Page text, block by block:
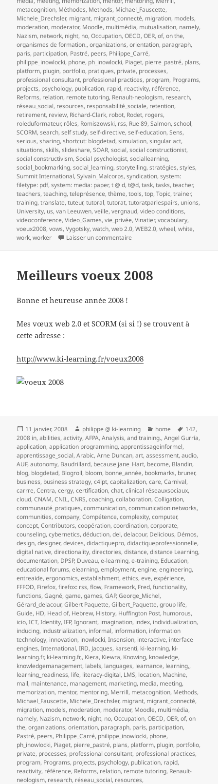
metacognition, Méthodes, Methods, Michael_Fauscette,
Michele_Drechsler, migrant, migrant_connecté, migration, models,
moderation, moderator, Moodle, multimédia, mutualisation, namely,
Nazism, network, night, no,Occupation,OECD,OER,of,on the,
organismes de formation.,organizations,orientation, paragraph,
paris, participation, Pastré, peers, Philippe_Carré,
philippe_inowlocki, phone, ph_inowlocki, Piaget, pierre_pastré, plans,
platform, plugin, portfolio, pratiques, private, processes,
professional consultant, professional practices, program, Programs,
projects, psychology, publication, rapid, reactivity, référence,
Reforms, relation, remote tutoring, Renault-neologism, research,
réseau_social, resources, responsabilité_sociale, retention,
retirement, review, Richard-Clark, robot, Rodet, rogers,
roleduformateur, rôles, Romiszowski, rss, Rue 89,Salmon,school,
SCORM,search,self study,self-directive,self-education,Sens,
serious,sharing,shortcut: blogdetad,simulation,singular act,
situations,skills,slideshare,SOAR,social,social constructionist,
social constructivism,Social psychologist,sociallearning,
social_bookmarking,social_learning,storytelling,stratégies,styles,
Summit International,Sylvain_Malcorps,syndication,system:
filetype: pdf,system: media: paper,t @ d,t@d,task,tasks,teacher,
teachers,teaching,teleprésence,thème,tools,top,Topic,trainer,
training,translate,tuteur,tutoral,tutorat,tutoratparlespairs, unions,
University, us,van Leeuwen,veille,vergnaud,video conditions,
videoconference,Video_Games,vie_privée,Vinatier,vocabulary,
voeux2008,vows,Vygotsky,watch,web 2.0,WEB2.0,wheel,white,
work,worker Laisser un commentaire
Meilleurs voeux 2008
Bonne et heureuse année 2008 !
Mes vœux web 2.0 et SCORM (si si !) se trouvent à
cette adresse :
http://www.ki-learning.fr/voeux2008
Publié
le
11 janvier, 2008 Auteur
philippe @ ki-learning Catégories
home
Mots-
clés
142,
2008 in,abilities,activity,AFPA,Analysis,and training.,Angel Gurría,
application,application programming,apprentissageinformel,
apprentissage_social,Arabic,Arne Duncan,art,assessment,audio,
AUF,autonomy, Baudrillard, because jane_Hart, become, Blandin,
blog, blogdetad, Blogroll, bloom, bonne_année, bookmarks, bruner,
business, business strategy,c4lpt,capitalization,care,Carnival,
carrre,Centra,cergy,certification,chat,clinical réseauxsociaux,
cloud,CNAM,CNIL,CNRS,coaching,collaboration,Colligation,
communauté_pratiques,communication,communication networks,
communities,company,Compétence,complexity,computer,
concept,Contributors,coopération,coordination,corporate,
counseling,cybernetics,déduction,del,delacour, Delicious, Démos,
design,designer,devices,didactiquepro,didactiqueprofessionnelle,
digital native,directionality,directories,distance,distance Learning,
documentation, DPSP, Duveau,e-learning,e-training, Education,
educational forums,elearning,employment,engine,engineering,
entreaide,ergonomics,establishment,ethics,eve,expérience,
FFFOD, Firefox,firefox: rss,flow, Framework, Fred,functionality,
functions,Gagné,game,games,GAP,George_Michel,
Gérard_delacour,Gilbert Paquette,Gilbert_Paquette,group life,
Guide, HD, Head of, Hebrew, History, Huffington Post, humorous,
icio,ICT,Identity,IFP,Ignorant, imagination, index, individualization,
inducing, industrialization, informal, information, information
technology, innovation, inowlocki,Insension, interactive, interface
engines,International,IRD, Jacques, karsenti, ki-learning, ki-
learning.fr, ki-learning.fr,, Kiera, Kiewra, Knowing, knowledge,
knowledgemanagement, labels, languages, learnance, learning,,
learning_readiness, life, literacy-digital, LMS, location, Machine,
mail, maintenance, management, marketing, media, meeting,
memorization, mentor, mentoring, Merrill, metacognition, Methods,
Michael_Fauscette, Michele_Drechsler, migrant, migrant_connecté,
migration, models, moderation, moderator, Moodle, multimédia,
namely, Nazism, network, night, no,Occupation,OECD,OER,of,on
the,organizations,orientation, paragraph, paris, participation,
Pastré, peers, Philippe_Carré, philippe_inowlocki, phone,
ph_inowlocki, Piaget, pierre_pastré, plans, platform, plugin, portfolio,
private, processes, professional consultant, professional practices,
program, Programs, projects, psychology, publication, rapid,
reactivity, référence, Reforms, relation, remote tutoring, Renault-
neologism, research, réseau_social, resources,